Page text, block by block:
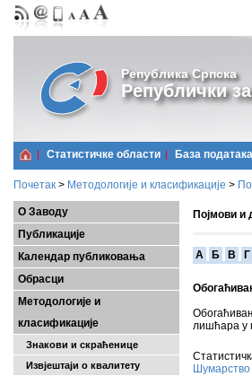
Република Српска
Републички
Статистичке области Базa података
Почетак > Методологије и класификације >
О Заводу
Публикације
Календар публиковања
Обрасци
Методологије и
класификације
Знакови и скраћенице
Извјештаји о квалитету
Појмови
A Б В Г
лишћара у
Шумарство